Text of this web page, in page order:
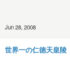
Jun 28, 2008
世界一の仁徳天皇陵